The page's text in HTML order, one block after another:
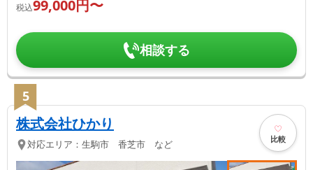
税込99,000円〜
相談する
5
株式会社ひかり
対応エリア： 生駒市 香芝市 など 比較